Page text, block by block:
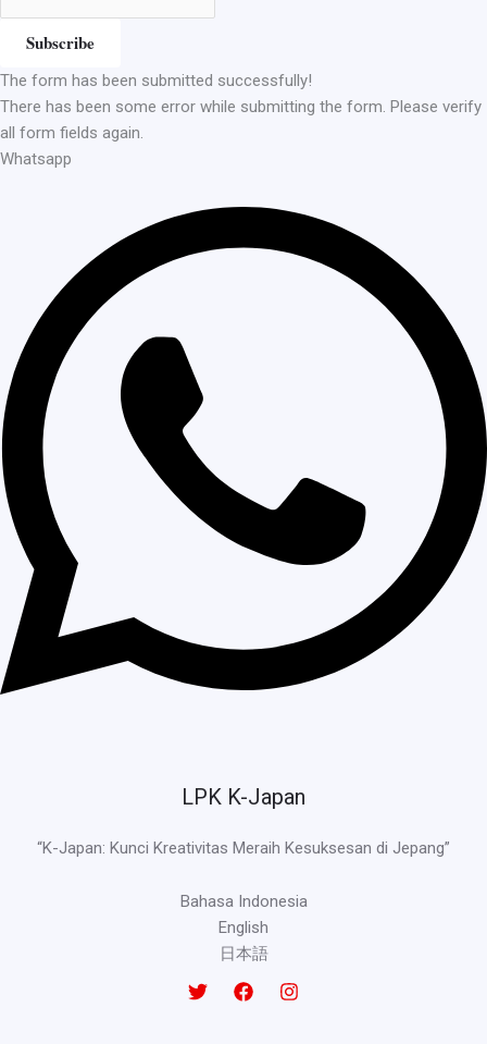
Subscribe
The form has been submitted successfully!
There has been some error while submitting the form. Please verify
all form fields again.
Whatsapp
LPK K-Japan
“K-Japan: Kunci Kreativitas Meraih Kesuksesan di Jepang”
Bahasa Indonesia
English
日本語